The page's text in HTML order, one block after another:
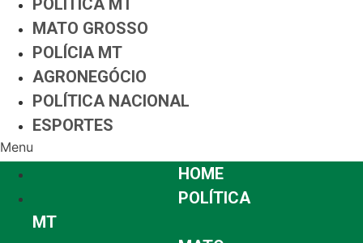
POLÍTICA MT
MATO GROSSO
POLÍCIA MT
AGRONEGÓCIO
POLÍTICA NACIONAL
ESPORTES
Menu
HOME
POLÍTICA
MT